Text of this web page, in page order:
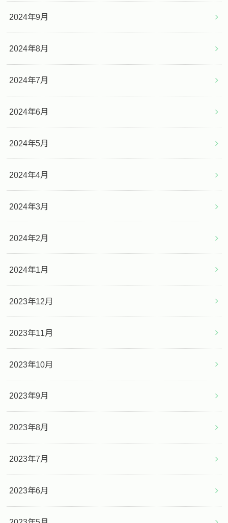
2024年9月
2024年8月
2024年7月
2024年6月
2024年5月
2024年4月
2024年3月
2024年2月
2024年1月
2023年12月
2023年11月
2023年10月
2023年9月
2023年8月
2023年7月
2023年6月